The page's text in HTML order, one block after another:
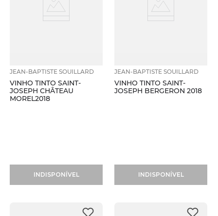
JEAN-BAPTISTE SOUILLARD
VINHO TINTO SAINT-
JOSEPH CHÂTEAU
MOREL2018
INDISPONÍVEL
JEAN-BAPTISTE SOUILLARD
VINHO TINTO SAINT-
JOSEPH BERGERON 2018
INDISPONÍVEL